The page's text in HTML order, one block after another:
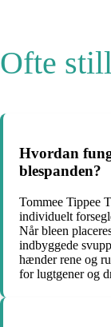
Ofte
Hvordan
blespanden?
Tommee Tippee
individuelt
Når bleen
indbyggede
hænder rene og
for lugtgener og